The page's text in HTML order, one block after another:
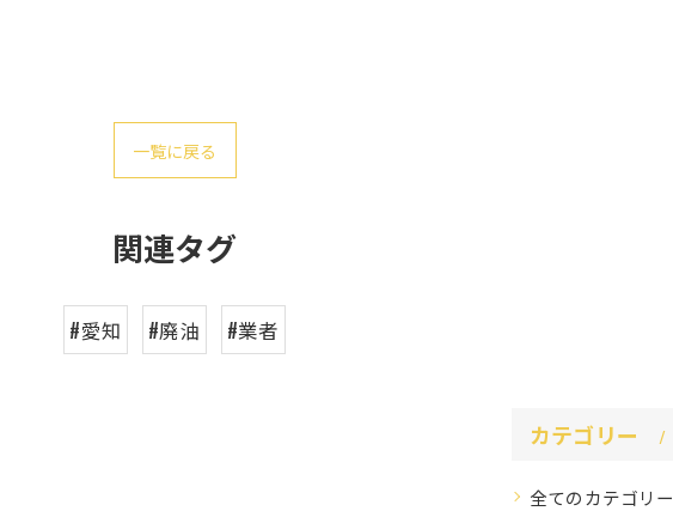
一覧に戻る
関連タグ
#愛知 #廃油 #業者
カテゴリー
全てのカテゴリー